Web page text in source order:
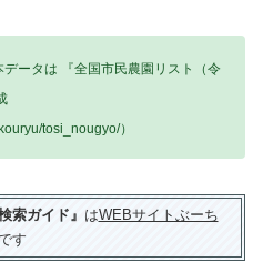
ータは 『全国市民農園リスト（令
tosi_nougyo/）
索ガイド』 はWEBサイトぶーち
す